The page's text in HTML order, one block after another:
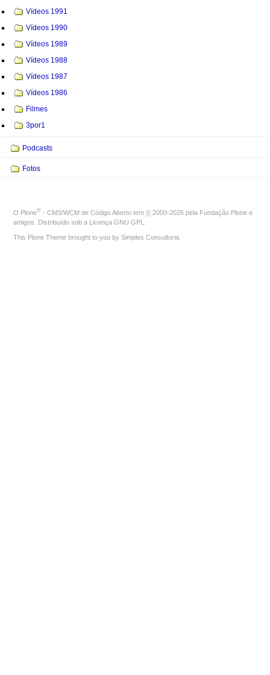
Vídeos 1991
Vídeos 1990
Vídeos 1989
Vídeos 1988
Vídeos 1987
Vídeos 1986
Filmes
3por1
Podcasts
Fotos
O Plone® - CMS/WCM de Código Aberto tem © 2000-2026 pela Fundação Plone e
amigos. Distribuído sob a Licença GNU GPL
This Plone Theme brought to you by Simples Consultoria